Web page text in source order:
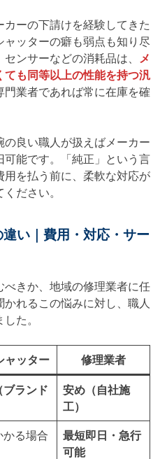
ーの下請けを経験してきた
ッターの癖も弱点も知り尽
ンサーなどの消耗品は、 メ
も同等以上の性能を持つ汎
門業者であれば常に在庫を確
良い職人が扱えばメーカー
可能です。「純正」という言
を払う前に、柔軟な対応が
ださい。
い｜費用・対応・サー
きか、地域の修理業者に任
れるこの悩みに対し、職人
た。
ャッター 修理業者
ブランド
安め（自社施
工）
かる場合
最短即日・急行
可能